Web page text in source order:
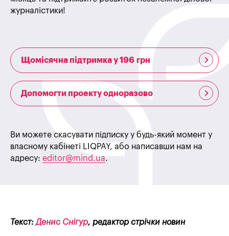
журналістики!
Щомісячна підтримка у 196 грн
Допомогти проекту одноразово
Ви можете скасувати підписку у будь-який момент у
власному кабінеті LIQPAY, або написавши нам на
адресу: editor@mind.ua.
Текст:Денис Снігур, редактор стрічки новин